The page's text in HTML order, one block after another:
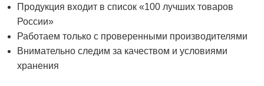
Продукция входит в список «100 лучших товаров
России»
Работаем только с проверенными производителями
Внимательно следим за качеством и условиями
хранения